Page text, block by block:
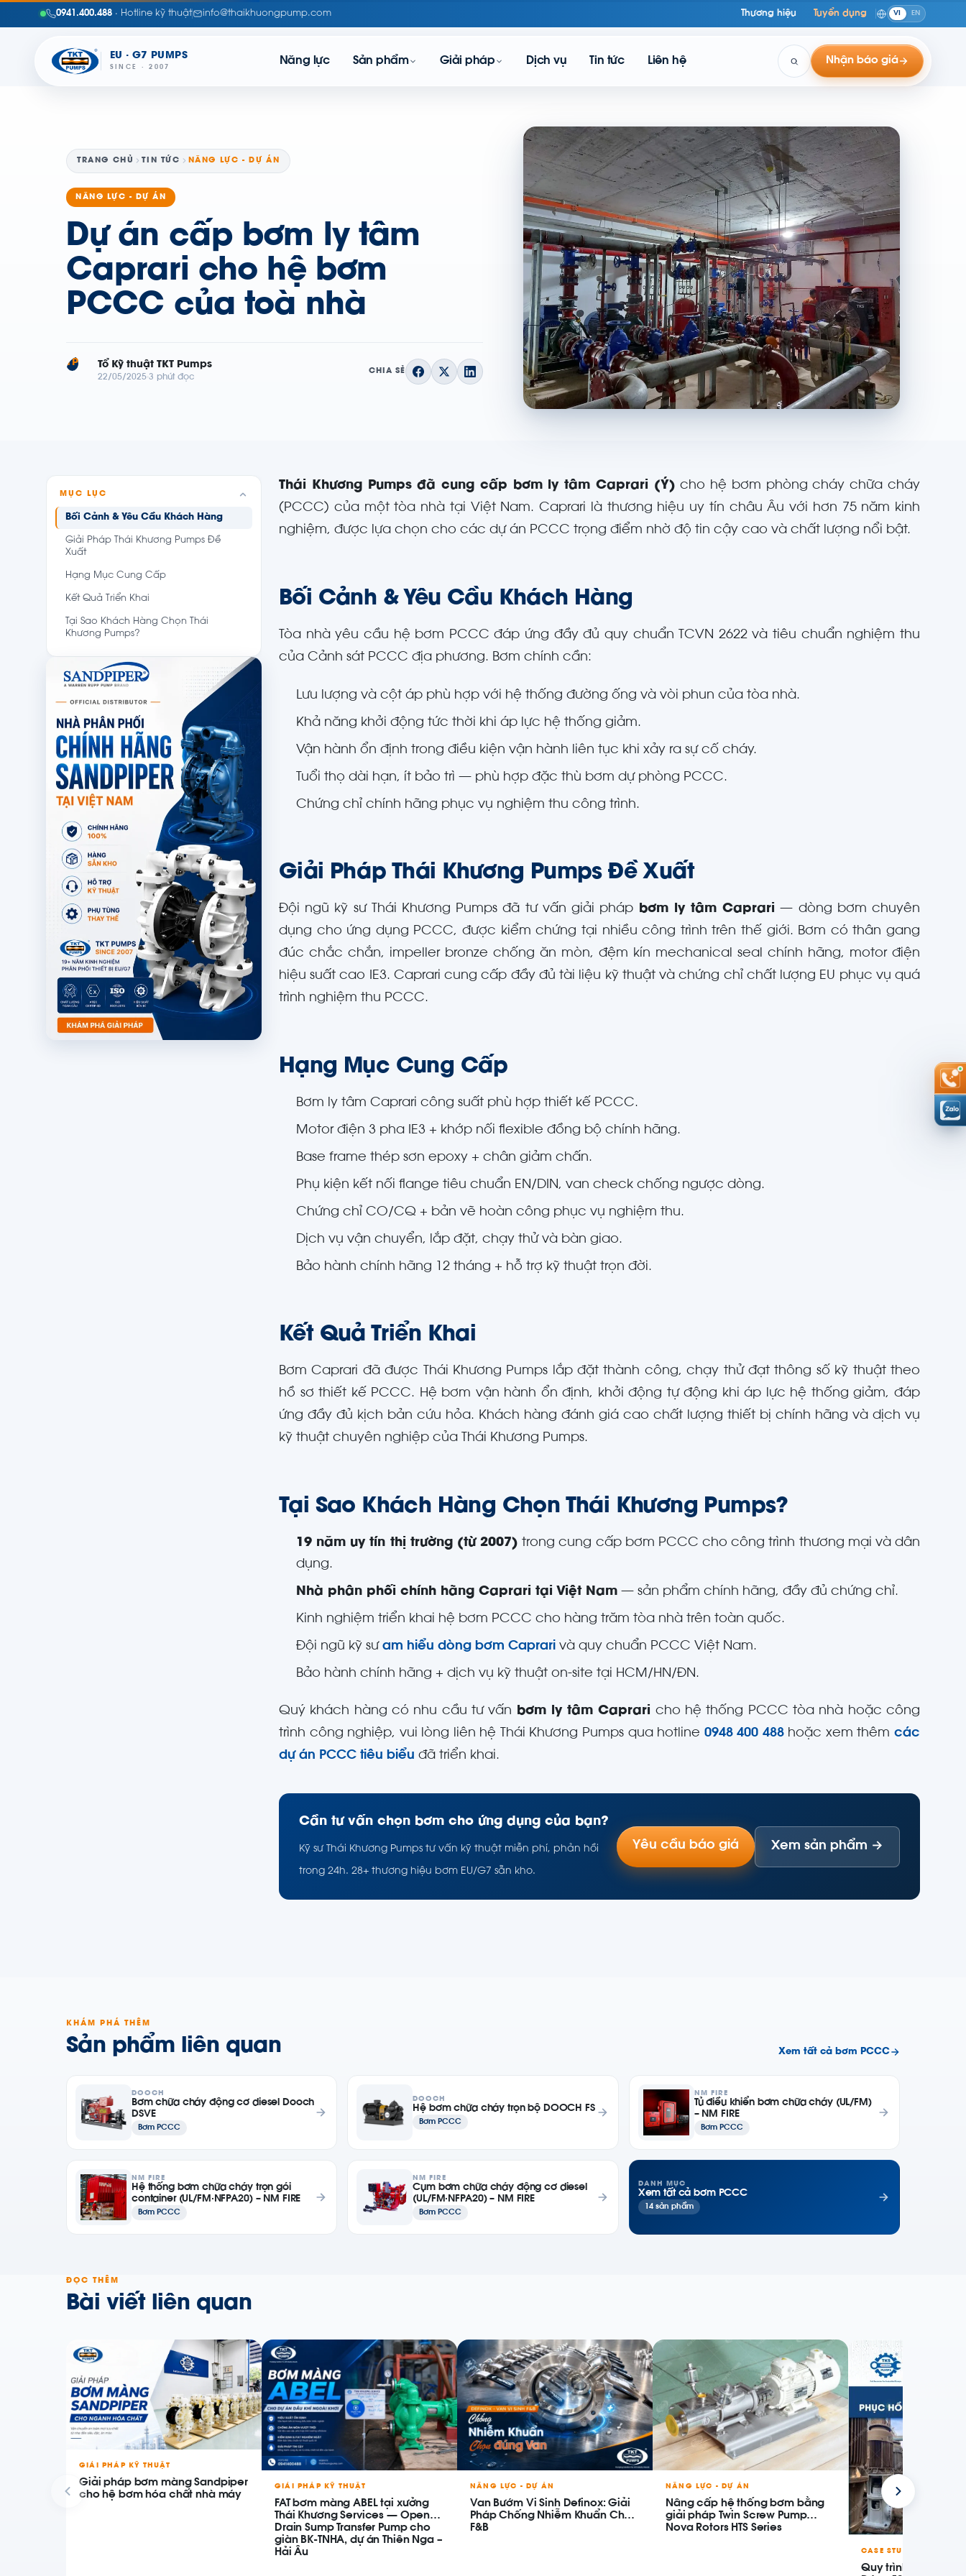
0941.400.488 · Hotline kỹ thuật info@thaikhuongpump.com Thương hiệu Tuyển dụng VI EN
EU · G7 PUMPS
SINCE · 2007
Năng lực Sản phẩm Giải pháp Dịch vụ Tin tức Liên hệ Nhận báo giá
TRANG CHỦ TIN TỨC NĂNG LỰC - DỰ ÁN
NĂNG LỰC - DỰ ÁN
Dự án cấp bơm ly tâm
Caprari cho hệ bơm
PCCC của toà nhà
TP Tổ Kỹ thuật TKT Pumps
22/05/2025 3 phút đọc
CHIA SẺ
MỤC LỤC
Bối Cảnh & Yêu Cầu Khách Hàng
Giải Pháp Thái Khương Pumps Đề
Xuất
Hạng Mục Cung Cấp
Kết Quả Triển Khai
Tại Sao Khách Hàng Chọn Thái
Khương Pumps?
Thái Khương Pumps đã cung cấp bơm ly tâm Caprari (Ý) cho hệ bơm phòng cháy chữa cháy
(PCCC) của một tòa nhà tại Việt Nam. Caprari là thương hiệu uy tín châu Âu với hơn 75 năm kinh
nghiệm, được lựa chọn cho các dự án PCCC trọng điểm nhờ độ tin cậy cao và chất lượng nổi bật.
Bối Cảnh & Yêu Cầu Khách Hàng
Tòa nhà yêu cầu hệ bơm PCCC đáp ứng đầy đủ quy chuẩn TCVN 2622 và tiêu chuẩn nghiệm thu
của Cảnh sát PCCC địa phương. Bơm chính cần:
Lưu lượng và cột áp phù hợp với hệ thống đường ống và vòi phun của tòa nhà.
Khả năng khởi động tức thời khi áp lực hệ thống giảm.
Vận hành ổn định trong điều kiện vận hành liên tục khi xảy ra sự cố cháy.
Tuổi thọ dài hạn, ít bảo trì — phù hợp đặc thù bơm dự phòng PCCC.
Chứng chỉ chính hãng phục vụ nghiệm thu công trình.
Giải Pháp Thái Khương Pumps Đề Xuất
Đội ngũ kỹ sư Thái Khương Pumps đã tư vấn giải pháp bơm ly tâm Caprari — dòng bơm chuyên
dụng cho ứng dụng PCCC, được kiểm chứng tại nhiều công trình trên thế giới. Bơm có thân gang
đúc chắc chắn, impeller bronze chống ăn mòn, đệm kín mechanical seal chính hãng, motor điện
hiệu suất cao IE3. Caprari cung cấp đầy đủ tài liệu kỹ thuật và chứng chỉ chất lượng EU phục vụ quá
trình nghiệm thu PCCC.
Hạng Mục Cung Cấp
Bơm ly tâm Caprari công suất phù hợp thiết kế PCCC.
Motor điện 3 pha IE3 + khớp nối flexible đồng bộ chính hãng.
Base frame thép sơn epoxy + chân giảm chấn.
Phụ kiện kết nối flange tiêu chuẩn EN/DIN, van check chống ngược dòng.
Chứng chỉ CO/CQ + bản vẽ hoàn công phục vụ nghiệm thu.
Dịch vụ vận chuyển, lắp đặt, chạy thử và bàn giao.
Bảo hành chính hãng 12 tháng + hỗ trợ kỹ thuật trọn đời.
Kết Quả Triển Khai
Bơm Caprari đã được Thái Khương Pumps lắp đặt thành công, chạy thử đạt thông số kỹ thuật theo
hồ sơ thiết kế PCCC. Hệ bơm vận hành ổn định, khởi động tự động khi áp lực hệ thống giảm, đáp
ứng đầy đủ kịch bản cứu hỏa. Khách hàng đánh giá cao chất lượng thiết bị chính hãng và dịch vụ
kỹ thuật chuyên nghiệp của Thái Khương Pumps.
Tại Sao Khách Hàng Chọn Thái Khương Pumps?
19 năm uy tín thị trường (từ 2007) trong cung cấp bơm PCCC cho công trình thương mại và dân
dụng.
Nhà phân phối chính hãng Caprari tại Việt Nam — sản phẩm chính hãng, đầy đủ chứng chỉ.
Kinh nghiệm triển khai hệ bơm PCCC cho hàng trăm tòa nhà trên toàn quốc.
Đội ngũ kỹ sư am hiểu dòng bơm Caprari và quy chuẩn PCCC Việt Nam.
Bảo hành chính hãng + dịch vụ kỹ thuật on-site tại HCM/HN/ĐN.
Quý khách hàng có nhu cầu tư vấn bơm ly tâm Caprari cho hệ thống PCCC tòa nhà hoặc công
trình công nghiệp, vui lòng liên hệ Thái Khương Pumps qua hotline 0948 400 488hoặc xem thêmcác
dự án PCCC tiêu biểu đã triển khai.
Cần tư vấn chọn bơm cho ứng dụng của bạn?
Kỹ sư Thái Khương Pumps tư vấn kỹ thuật miễn phí, phản hồi
trong 24h. 28+ thương hiệu bơm EU/G7 sẵn kho.
Yêu cầu báo giá Xem sản phẩm →
KHÁM PHÁ THÊM
Sản phẩm liên quan Xem tất cả bơm PCCC
DOOCH
Bơm chữa cháy động cơ diesel Dooch
DSVE
Bơm PCCC
DOOCH
Hệ bơm chữa cháy trọn bộ DOOCH FS
Bơm PCCC
NM FIRE
Tủ điều khiển bơm chữa cháy (UL/FM)
– NM FIRE
Bơm PCCC
NM FIRE
Hệ thống bơm chữa cháy trọn gói
container (UL/FM·NFPA20) – NM FIRE
Bơm PCCC
NM FIRE
Cụm bơm chữa cháy động cơ diesel
(UL/FM·NFPA20) – NM FIRE
Bơm PCCC
DANH MỤC
Xem tất cả bơm PCCC
14 sản phẩm
ĐỌC THÊM
Bài viết liên quan
GIẢI PHÁP KỸ THUẬT
Giải pháp bơm màng Sandpiper
cho hệ bơm hóa chất nhà máy
GIẢI PHÁP KỸ THUẬT
FAT bơm màng ABEL tại xưởng
Thái Khương Services — Open
Drain Sump Transfer Pump cho
giàn BK-TNHA, dự án Thiên Nga –
Hải Âu
NĂNG LỰC - DỰ ÁN
Van Bướm Vi Sinh Definox: Giải
Pháp Chống Nhiễm Khuẩn Chéo
F&B
NĂNG LỰC - DỰ ÁN
Nâng cấp hệ thống bơm bằng
giải pháp Twin Screw Pump
Nova Rotors HTS Series
CASE STUDY
Quy trình Phục hồi